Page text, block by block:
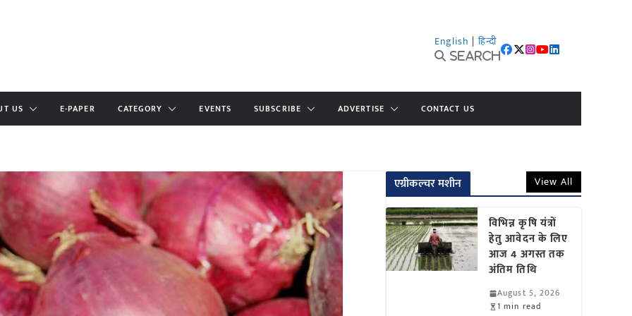
English | हिन्दी
Search
US E-PAPER CATEGORY EVENTS SUBSCRIBE ADVERTISE CONTACT US
एग्रीकल्चर मशीन View All
विभिन्न कृषि यंत्रों
हेतु आवेदन के लिए
आज 4 अगस्त तक
अंतिम तिथि
August 5, 2026
1 min read